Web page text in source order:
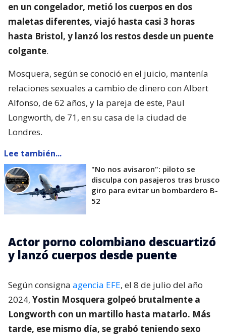
en un congelador, metió los cuerpos en dos
maletas diferentes, viajó hasta casi 3 horas
hasta Bristol, y lanzó los restos desde un puente
colgante.
Mosquera, según se conoció en el juicio, mantenía
relaciones sexuales a cambio de dinero con Albert
Alfonso, de 62 años, y la pareja de este, Paul
Longworth, de 71, en su casa de la ciudad de
Londres.
Lee también...
"No nos avisaron": piloto se
disculpa con pasajeros tras brusco
giro para evitar un bombardero B-
52
Actor porno colombiano descuartizó
y lanzó cuerpos desde puente
Según consigna agencia EFE, el 8 de julio del año
2024, Yostin Mosquera golpeó brutalmente a
Longworth con un martillo hasta matarlo. Más
tarde, ese mismo día, se grabó teniendo sexo